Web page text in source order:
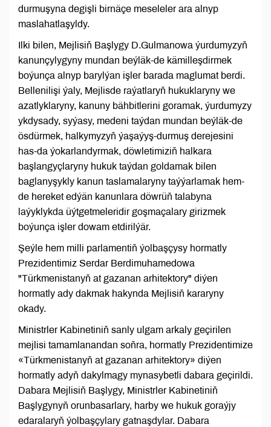
durmuşyna degişli birnäçe meseleler ara alnyp
maslahatlaşyldy.
Ilki bilen, Mejlisiň Başlygy D.Gulmanowa ýurdumyzyň
kanunçylygyny mundan beýläk-de kämilleşdirmek
boýunça alnyp barylýan işler barada maglumat berdi.
Bellenilişi ýaly, Mejlisde raýatlaryň hukuklaryny we
azatlyklaryny, kanuny bähbitlerini goramak, ýurdumyzy
ykdysady, syýasy, medeni taýdan mundan beýläk-de
ösdürmek, halkymyzyň ýaşaýyş-durmuş derejesini
has-da ýokarlandyrmak, döwletimiziň halkara
başlangyçlaryny hukuk taýdan goldamak bilen
baglanyşykly kanun taslamalaryny taýýarlamak hem-
de hereket edýän kanunlara döwrüň talabyna
laýyklykda üýtgetmeleridir goşmaçalary girizmek
boýunça işler dowam etdirilýär.
Şeýle hem milli parlamentiň ýolbaşçysy hormatly
Prezidentimiz Serdar Berdimuhamedowa
"Türkmenistanyň at gazanan arhitektory" diýen
hormatly ady dakmak hakynda Mejlisiň kararyny
okady.
Ministrler Kabinetiniň sanly ulgam arkaly geçirilen
mejlisi tamamlanandan soňra, hormatly Prezidentimize
«Türkmenistanyň at gazanan arhitektory» diýen
hormatly adyň dakylmagy mynasybetli dabara geçirildi.
Dabara Mejlisiň Başlygy, Ministrler Kabinetiniň
Başlygynyň orunbasarlary, harby we hukuk goraýjy
edaralaryň ýolbaşçylary gatnaşdylar. Dabara